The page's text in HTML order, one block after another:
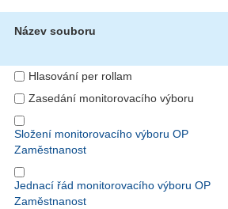
Název souboru
Hlasování per rollam
Zasedání monitorovacího výboru
Složení monitorovacího výboru OP
Zaměstnanost
Jednací řád monitorovacího výboru OP
Zaměstnanost